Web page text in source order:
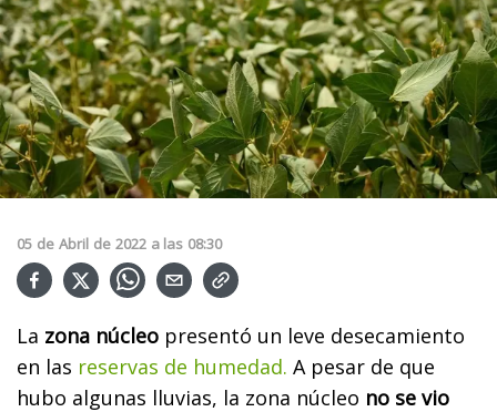
05 de Abril de 2022 a las 08:30
La zona núcleo presentó un leve desecamiento
en las reservas de humedad. A pesar de que
hubo algunas lluvias, la zona núcleo no se vio